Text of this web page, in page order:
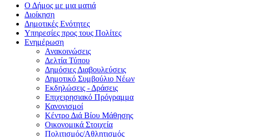
Ο Δήμος με μια ματιά
Διοίκηση
Δημοτικές Ενότητες
Υπηρεσίες προς τους Πολίτες
Ενημέρωση
Ανακοινώσεις
Δελτία Τύπου
Δημόσιες Διαβουλεύσεις
Δημοτικό Συμβούλιο Νέων
Εκδηλώσεις - Δράσεις
Επιχειρησιακό Πρόγραμμα
Κανονισμοί
Κέντρο Διά Βίου Μάθησης
Οικονομικά Στοιχεία
Πολιτισμός/Αθλητισμός